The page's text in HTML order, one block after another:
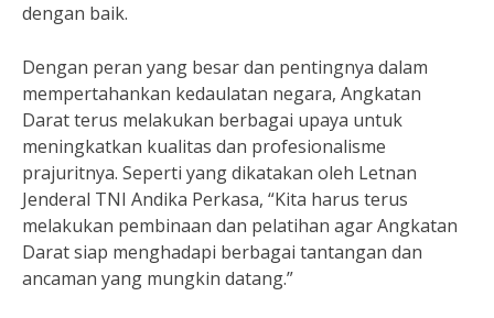
dengan baik.
Dengan peran yang besar dan pentingnya dalam
mempertahankan kedaulatan negara, Angkatan
Darat terus melakukan berbagai upaya untuk
meningkatkan kualitas dan profesionalisme
prajuritnya. Seperti yang dikatakan oleh Letnan
Jenderal TNI Andika Perkasa, “Kita harus terus
melakukan pembinaan dan pelatihan agar Angkatan
Darat siap menghadapi berbagai tantangan dan
ancaman yang mungkin datang.”